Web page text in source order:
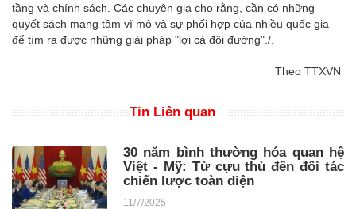
tầng và chính sách. Các chuyên gia cho rằng, cần có những
quyết sách mang tầm vĩ mô và sự phối hợp của nhiều quốc gia
để tìm ra được những giải pháp "lợi cả đôi đường"./.
Theo TTXVN
Tin Liên quan
30 năm bình thường hóa quan hệ
Việt - Mỹ: Từ cựu thù đến đối tác
chiến lược toàn diện
11/7/2025